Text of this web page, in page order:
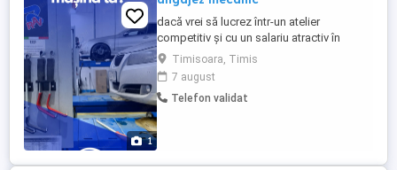
1
dacă vrei să lucrez într-un atelier
competitiv și cu un salariu atractiv în
orașul Timișoara
Timisoara, Timis
7 august
Telefon validat